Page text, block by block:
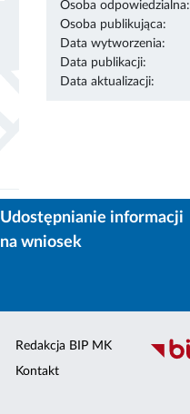
Osoba odpowiedzialna:
Osoba publikująca:
Data wytworzenia:
Data publikacji:
Data aktualizacji:
Udostępnianie informacji
na wniosek
Redakcja BIP MK
Kontakt